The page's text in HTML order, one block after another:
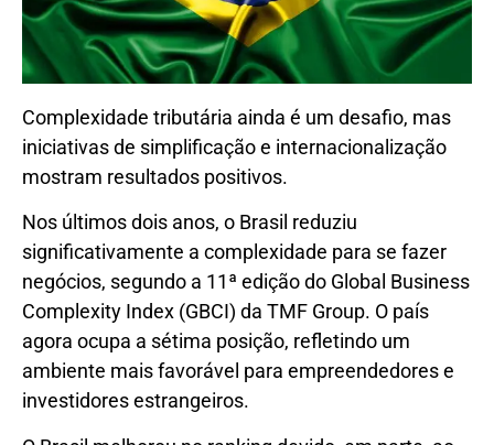
Complexidade tributária ainda é um desafio, mas
iniciativas de simplificação e internacionalização
mostram resultados positivos.
Nos últimos dois anos, o Brasil reduziu
significativamente a complexidade para se fazer
negócios, segundo a 11ª edição do Global Business
Complexity Index (GBCI) da TMF Group. O país
agora ocupa a sétima posição, refletindo um
ambiente mais favorável para empreendedores e
investidores estrangeiros.